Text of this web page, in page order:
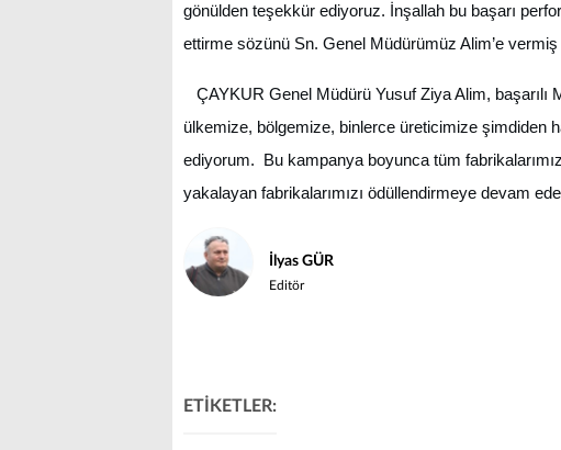
gönülden teşekkür ediyoruz. İnşallah bu başarı
ettirme sözünü Sn. Genel Müdürümüz Alim’e vermiş
ÇAYKUR Genel Müdürü Yusuf Ziya Alim, başarılı
ülkemize, bölgemize, binlerce üreticimize şimdiden
ediyorum. Bu kampanya boyunca tüm
yakalayan fabrikalarımızı ödüllendirmeye devam
İlyas GÜR
Editör
ETİKETLER: